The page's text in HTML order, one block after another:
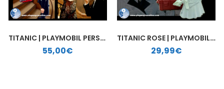
TITANIC | PLAYMOBIL PERSONALIZADO
55,00€
TITANIC ROSE | PLAYMOBIL PERSONALIZADO
29,99€